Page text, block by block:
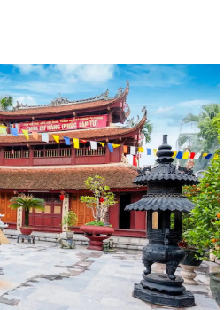
ĐỊNH DANH TÍNH
KHAI VẬN ĐỘNG ỦNG HỘ QUỸ "ĐỀN ƠN
CHỨC LẠI CÁC TỔ DÂN PHỐ TRÊN
môn
Nguyên tiếp tục tổ chức lớp bồi
Thủy Nguyên Tóm tắt thành tích cá
nhà...